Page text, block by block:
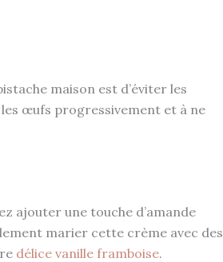
maison est d’éviter les
les œufs progressivement et à ne
ajouter une touche d’amande
marier cette crème avec des
délice vanille framboise.